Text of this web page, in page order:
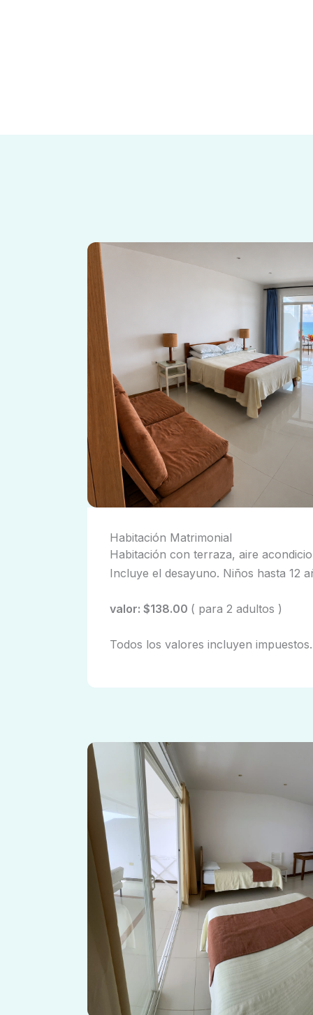
Habitación Matrimonial
Habitación con terraza, aire
Incluye el desayuno. Niños hasta 12
valor: $138.00 ( para 2 adultos )
Todos los valores incluyen impuestos.